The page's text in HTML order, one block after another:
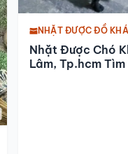
NHẶT ĐƯỢC ĐỒ
Nhặt Được Chó
Lâm, Tp.hcm